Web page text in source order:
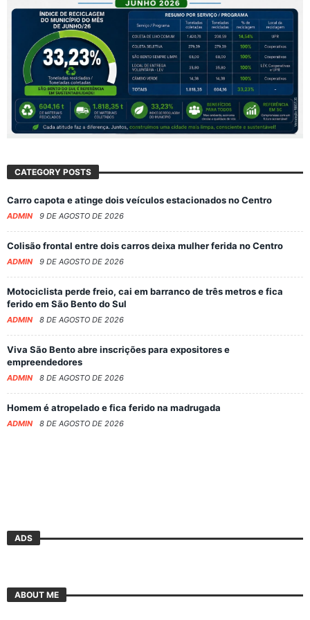
CATEGORY POSTS
Carro capota e atinge dois veículos estacionados no Centro
ADMIN 9 DE AGOSTO DE 2026
Colisão frontal entre dois carros deixa mulher ferida no Centro
ADMIN 9 DE AGOSTO DE 2026
Motociclista perde freio, cai em barranco de três metros e fica
ferido em São Bento do Sul
ADMIN 8 DE AGOSTO DE 2026
Viva São Bento abre inscrições para expositores e
empreendedores
ADMIN 8 DE AGOSTO DE 2026
Homem é atropelado e fica ferido na madrugada
ADMIN 8 DE AGOSTO DE 2026
ADS
ABOUT ME